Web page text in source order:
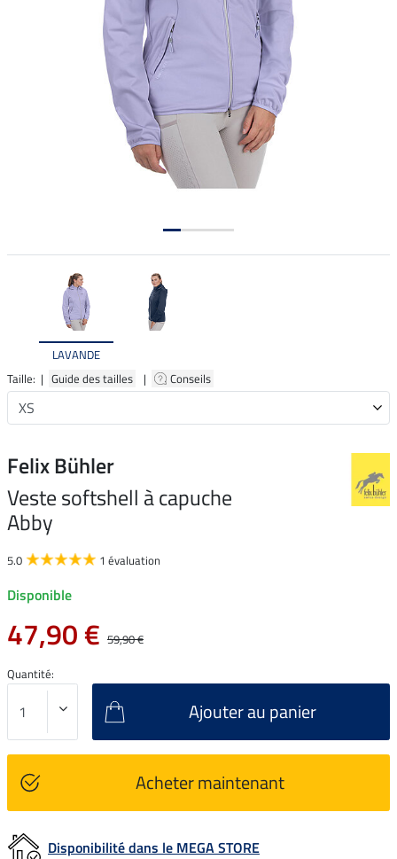
LAVANDE
Taille: | Guide des tailles | Conseils
Felix Bühler
Veste softshell à capuche
Abby
5.0 1 évaluation
Disponible
47,90 € 59,90 €
Quantité:
Ajouter au panier
Acheter maintenant
Disponibilité dans le MEGA STORE